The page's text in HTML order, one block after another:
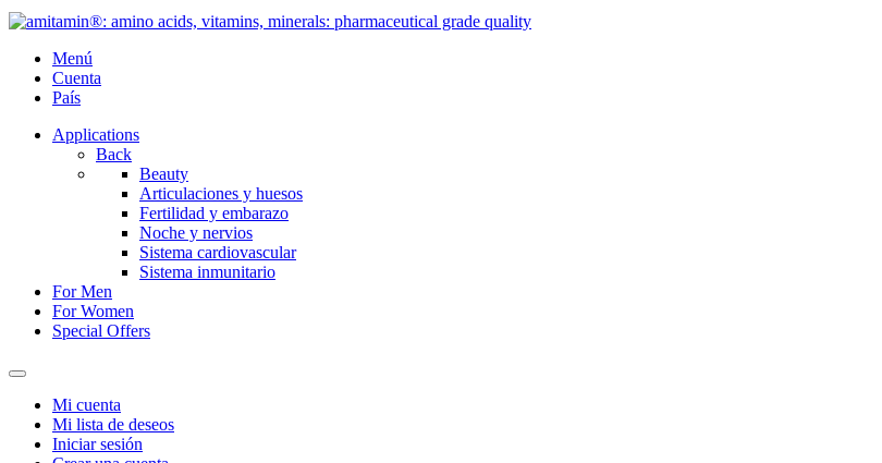
Menú
Cuenta
País
Applications
Back
Beauty
Articulaciones y huesos
Fertilidad y embarazo
Noche y nervios
Sistema cardiovascular
Sistema inmunitario
For Men
For Women
Special Offers
Mi cuenta
Mi lista de deseos
Iniciar sesión